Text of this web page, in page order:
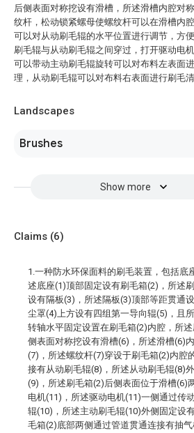
后侧表面对称挖设有滑槽，所述滑槽内腔对
纹杆，松动锁紧螺母使螺纹杆可以在滑槽内
可以对从动刷毛辊的水平位置进行调节，方
刷毛辊与从动刷毛辊之间穿过，打开驱动电
可以带动主动刷毛辊旋转可以对布料左表面
理，从动刷毛辊可以对布料右表面进行刷毛清
Landscapes
Brushes
Show more
Claims (6)
1.一种防水环保面料的刷毛装置，包括底
述底座(1)顶部固定设有刷毛箱(2)，所述
设有隔板(3)，所述隔板(3)顶部等距贯通
尘罩(4)上方设有四组第一导向辊(5)，且
转轴水平固定设置在刷毛箱(2)内腔，所
侧表面对称挖设有滑槽(6)，所述滑槽(6)
(7)，所述螺纹杆(7)穿设于刷毛箱(2)内腔
接有从动刷毛辊(8)，所述从动刷毛辊(8)
(9)，所述刷毛箱(2)后侧表面位于滑槽(6)
电机(11)，所述驱动电机(11)一侧通过传
辊(10)，所述主动刷毛辊(10)外侧固定设
毛箱(2)底部两侧通过管道贯通连接有抽